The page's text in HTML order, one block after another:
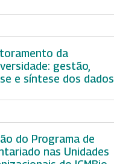
da
gestão,
e síntese dos dados
do Programa de
nas Unidades